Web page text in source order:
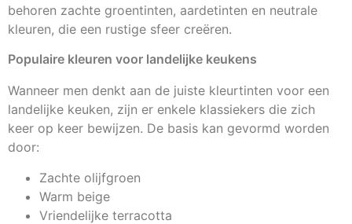
behoren zachte groentinten, aardetinten en neutrale
kleuren, die een rustige sfeer creëren.
Populaire kleuren voor landelijke keukens
Wanneer men denkt aan de juiste kleurtinten voor een
landelijke keuken, zijn er enkele klassiekers die zich
keer op keer bewijzen. De basis kan gevormd worden
door:
Zachte olijfgroen
Warm beige
Vriendelijke terracotta